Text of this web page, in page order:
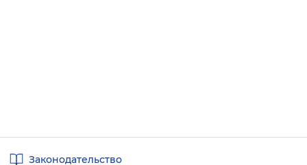
Законодательство